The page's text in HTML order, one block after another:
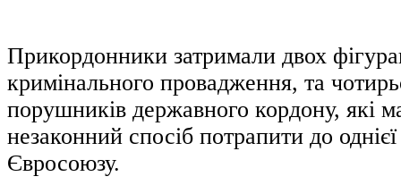
Прикордонники затримали двох
кримінального провадження, та
порушників державного кордону, які
незаконний спосіб потрапити до однієї
Євросоюзу.